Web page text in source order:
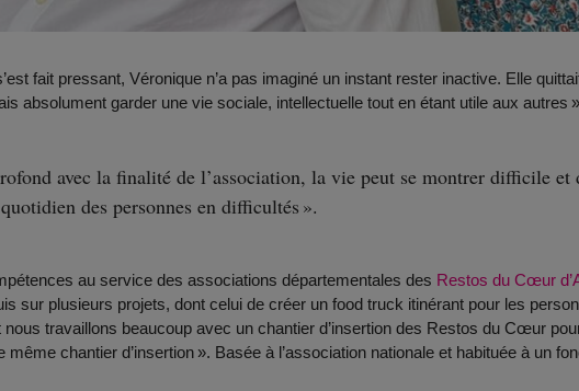
fait pressant, Véronique n’a pas imaginé un instant rester inactive. Elle
absolument garder une vie sociale, intellectuelle tout en étant utile aux
avec la finalité de l’association, la vie peut se montrer difficile
des personnes en difficultés ».
au service des associations départementales des Restos du Cœur
sur plusieurs projets, dont celui de créer un food truck itinérant pour les
travaillons beaucoup avec un chantier d’insertion des Restos du Cœur
chantier d’insertion ». Basée à l’association nationale et habituée à un